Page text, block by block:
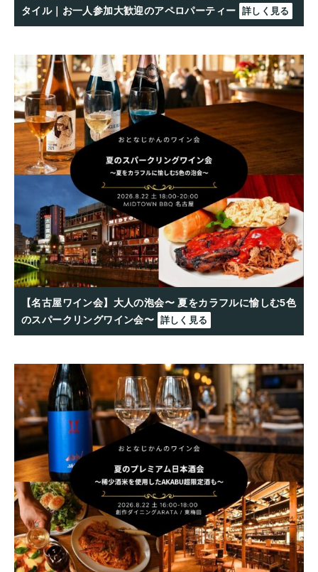
タイル｜お一人参加大歓迎のアペロパーティー 詳しく見る
【名古屋ワイン会】大人の泡会〜 夏をカラフルに愉しむ5色
のスパークリングワイン会〜 詳しく見る